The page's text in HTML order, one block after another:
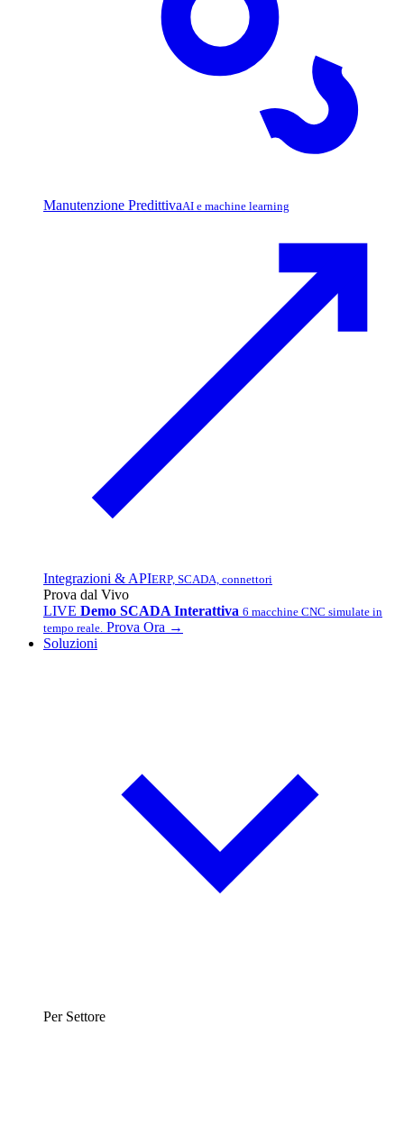
Manutenzione PredittivaAI e machine learning
Integrazioni & APIERP, SCADA, connettori
Prova dal Vivo
LIVE Demo SCADA Interattiva 6 macchine CNC simulate in
tempo reale. Prova Ora →
Soluzioni
Per Settore